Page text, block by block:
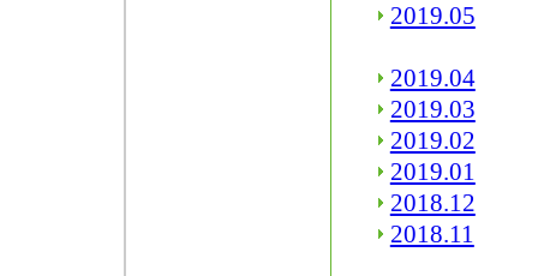
2019.05
2019.04
2019.03
2019.02
2019.01
2018.12
2018.11